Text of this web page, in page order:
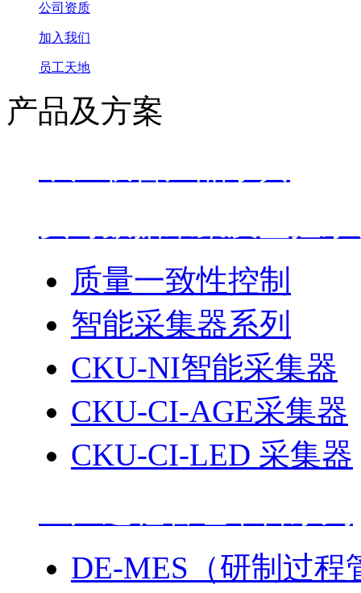
公司资质
加入我们
员工天地
产品及方案
质量一致性控制
智能采集器系列
CKU-NI智能采集器
CKU-CI-AGE采集器
CKU-CI-LED 采集器
DE-MES（研制过程